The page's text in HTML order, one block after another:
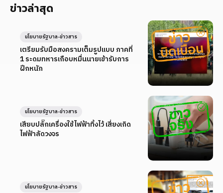
ข่าวล่าสุด
เตรียมรับมือสงครามเต็มรูปแบบ ภาคที่
1 ระดมทหารเกือบหมื่นนายเข้ารับการ
ฝึกหนัก
นโยบายรัฐบาล-ข่าวสาร
เสียบปลั๊กเครื่องใช้ไฟฟ้าทิ้งไว้ เสี่ยงเกิด
ไฟฟ้าลัดวงจร
นโยบายรัฐบาล-ข่าวสาร
นโยบายรัฐบาล-ข่าวสาร